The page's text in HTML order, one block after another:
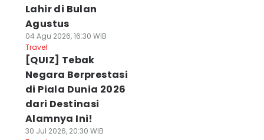
Lahir di Bulan
Agustus
04 Agu 2026, 16:30 WIB
Travel
[QUIZ] Tebak
Negara Berprestasi
di Piala Dunia 2026
dari Destinasi
Alamnya Ini!
30 Jul 2026, 20:30 WIB